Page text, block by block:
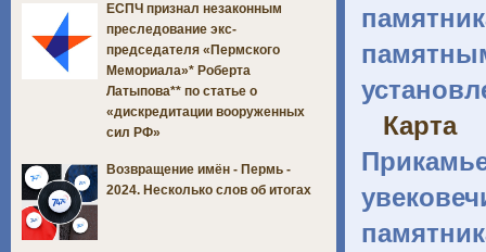
Карта
ЕСПЧ признал незаконным
преследование экс-
председателя «Пермского
Мемориала»* Роберта
Латыпова** по статье о
«дискредитации вооруженных
сил РФ»
Возвращение имён - Пермь -
2024. Несколько слов об итогах